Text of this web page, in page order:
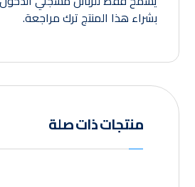
بشراء هذا المنتج ترك مراجعة.
منتجات ذات صلة